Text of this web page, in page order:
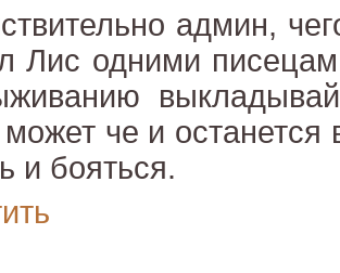
админ,
Лис одними
че и останется
и бояться.